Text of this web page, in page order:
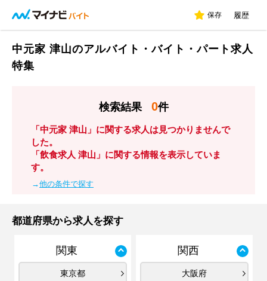
保存 履歴
中元家 津山のアルバイト・バイト・パート求人
特集
検索結果 0件
「中元家 津山」に関する求人は見つかりませんで
した。
「飲食求人 津山」に関する情報を表示していま
す。
→他の条件で探す
都道府県から求人を探す
関東
東京都
関西
大阪府